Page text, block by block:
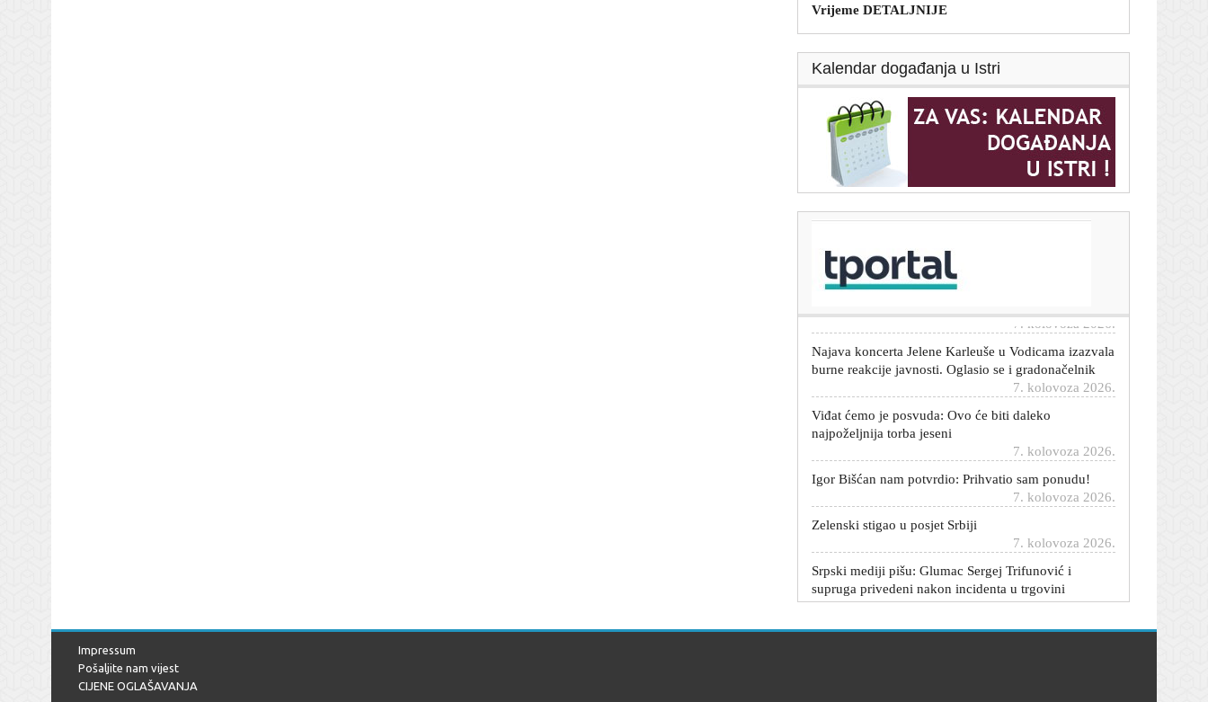
Vrijeme DETALJNIJE
Kalendar događanja u Istri
Vinicius potpisao novi ugovor s Realom, a Luka
Modrić svojom reakcijom sve oduševio
Najava koncerta Jelene Karleuše u Vodicama izazvala
burne reakcije javnosti. Oglasio se i gradonačelnik
7. kolovoza 2026.
Viđat ćemo je posvuda: Ovo će biti daleko
najpoželjnija torba jeseni
7. kolovoza 2026.
Igor Bišćan nam potvrdio: Prihvatio sam ponudu!
7. kolovoza 2026.
Zelenski stigao u posjet Srbiji
7. kolovoza 2026.
Srpski mediji pišu: Glumac Sergej Trifunović i
supruga privedeni nakon incidenta u trgovini
7. kolovoza 2026.
Stručnjak o radu NE Krško: 'Situacija još nije toliko
7. kolovoza 2026.
Impressum
Pošaljite nam vijest
CIJENE OGLAŠAVANJA